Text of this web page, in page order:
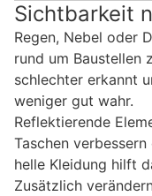
Sichtbarkeit
Regen, Nebel oder
rund um Baustellen
schlechter erkannt
weniger gut wahr.
Reflektierende
Taschen
helle Kleidung hilft
Zusätzlich